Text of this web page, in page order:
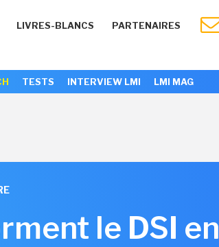
LIVRES-BLANCS PARTENAIRES
TESTS INTERVIEW LMI LMI MAG
le DSI en